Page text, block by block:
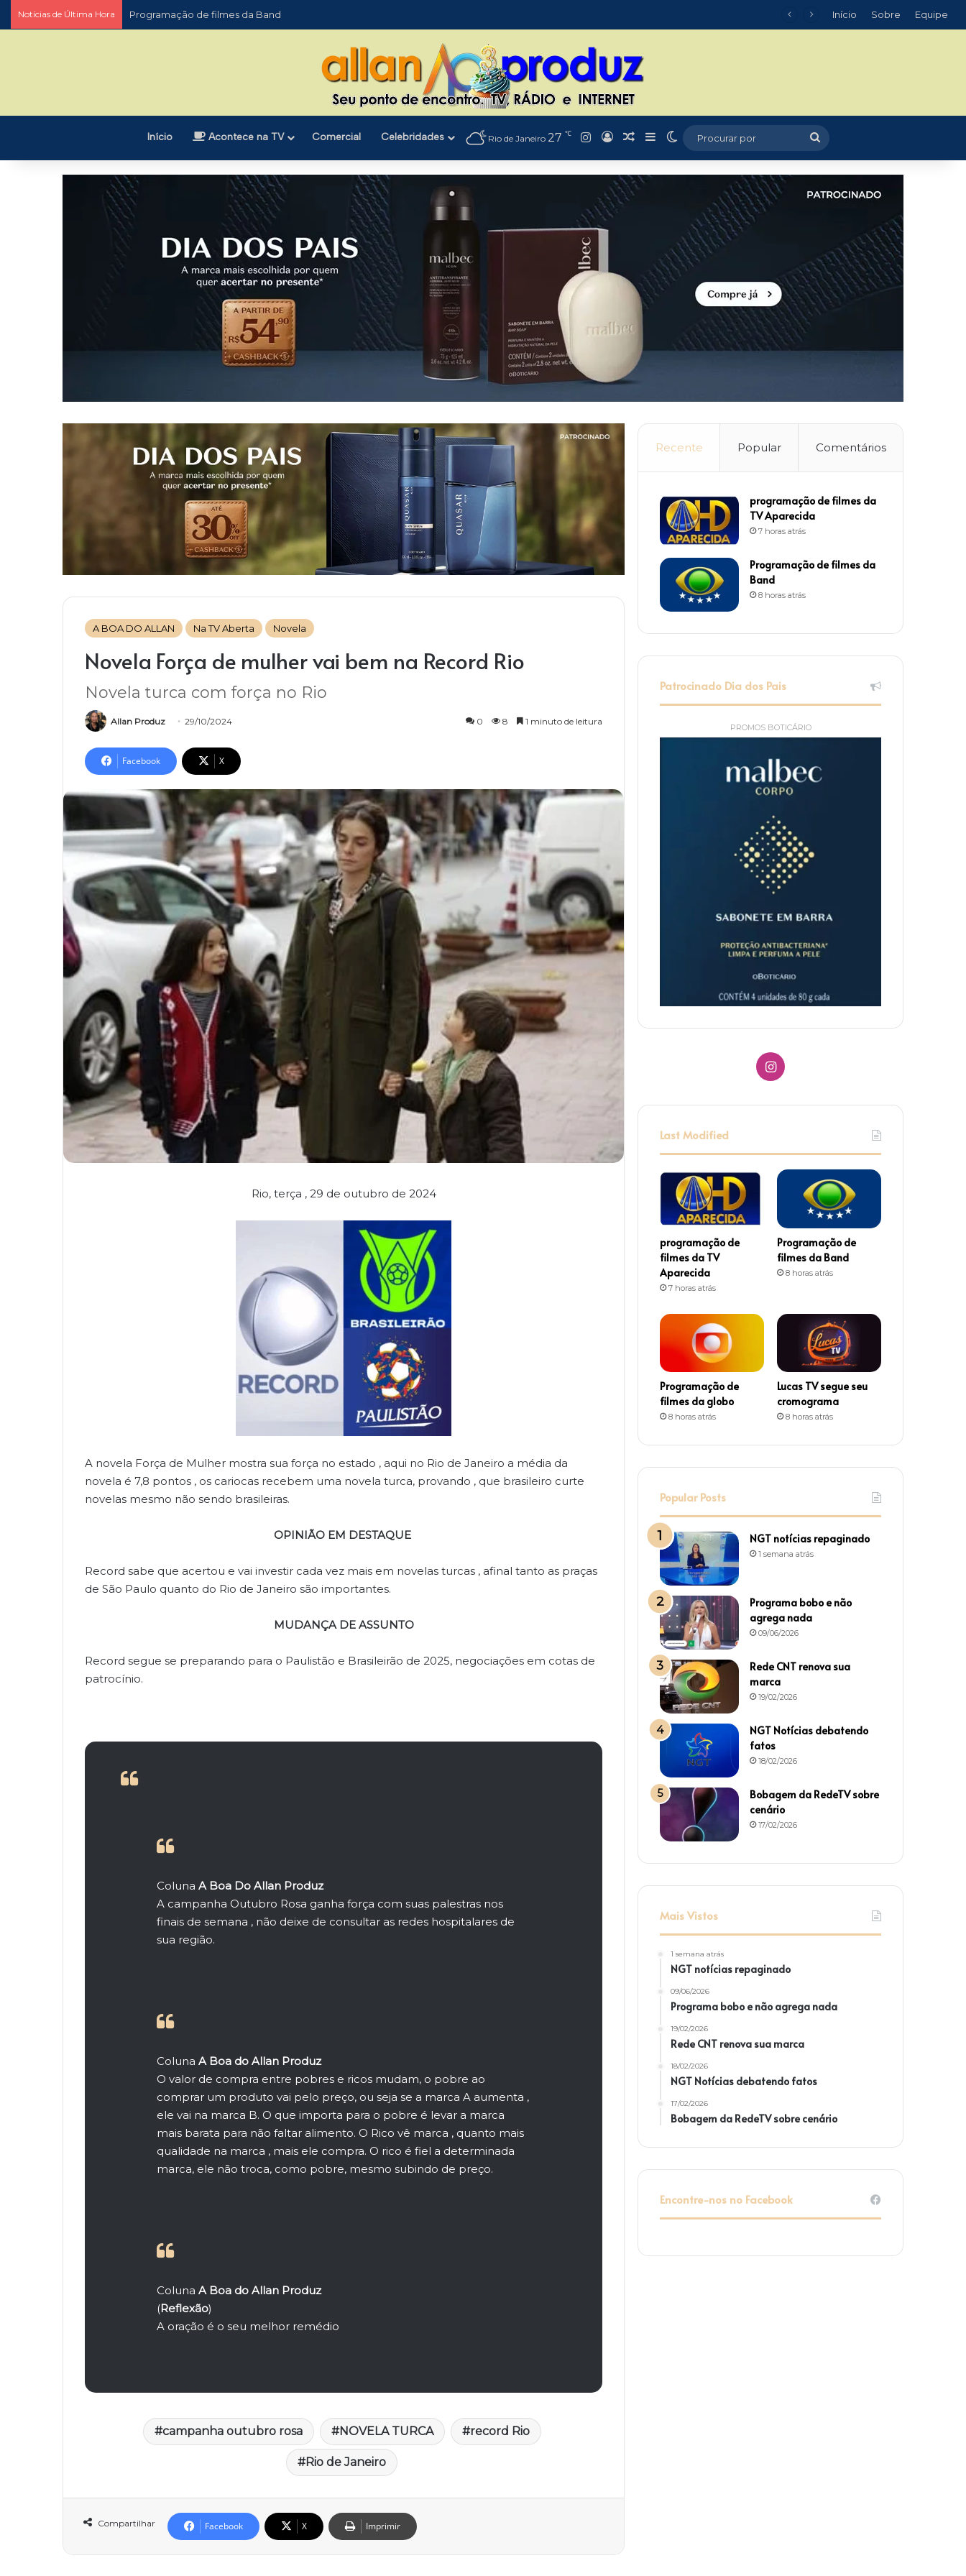
Notícias de Última Hora Programação de filmes da globo Início Sobre Equipe
Início Acontece na TV Comercial Celebridades Rio de Janeiro 27 ℃ Instagram
EntrarArtigo aleatório
Barra Lateral
Switch skin
Procurar
por
A BOA DO ALLAN Na TV Aberta Novela
Novela Força de mulher vai bem na Record Rio
Novela turca com força no Rio
Allan Produz 29/10/2024 0 8 1 minuto de leitura
Facebook X
Rio, terça , 29 de outubro de 2024
A novela Força de Mulher mostra sua força no estado , aqui no Rio de Janeiro a média da
novela é 7,8 pontos , os cariocas recebem uma novela turca, provando , que brasileiro curte
novelas mesmo não sendo brasileiras.
OPINIÃO EM DESTAQUE
Record sabe que acertou e vai investir cada vez mais em novelas turcas , afinal tanto as praças
de São Paulo quanto do Rio de Janeiro são importantes.
MUDANÇA DE ASSUNTO
Record segue se preparando para o Paulistão e Brasileirão de 2025, negociações em cotas de
patrocínio.
Coluna A Boa Do Allan Produz
A campanha Outubro Rosa ganha força com suas palestras nos
finais de semana , não deixe de consultar as redes hospitalares de
sua região.
Coluna A Boa do Allan Produz
O valor de compra entre pobres e ricos mudam, o pobre ao
comprar um produto vai pelo preço, ou seja se a marca A aumenta ,
ele vai na marca B. O que importa para o pobre é levar a marca
mais barata para não faltar alimento. O Rico vê marca , quanto mais
qualidade na marca , mais ele compra. O rico é fiel a determinada
marca, ele não troca, como pobre, mesmo subindo de preço.
Coluna A Boa do Allan Produz
(Reflexão)
A oração é o seu melhor remédio
campanha outubro rosa NOVELA TURCA record Rio
Rio de Janeiro
Compartilhar Facebook X Imprimir
Recente Popular Comentários
programação de filmes da
TV Aparecida
7 horas atrás
Programação de filmes da
Band
8 horas atrás
Patrocinado Dia dos Pais
PROMOS BOTICÁRIO
I
t
a
r
a
Last Modified
programação de
filmes da TV
Aparecida
7 horas atrás
Programação de
filmes da Band
8 horas atrás
Programação de
filmes da globo
8 horas atrás
Lucas TV segue seu
cromograma
8 horas atrás
Popular Posts
NGT notícias repaginado
1 semana atrás
Programa bobo e não
agrega nada
09/06/2026
Rede CNT renova sua
marca
19/02/2026
NGT Notícias debatendo
fatos
18/02/2026
Bobagem da RedeTV sobre
cenário
17/02/2026
Mais Vistos
1 semana atrás
NGT notícias repaginado
09/06/2026
Programa bobo e não agrega nada
19/02/2026
Rede CNT renova sua marca
18/02/2026
NGT Notícias debatendo fatos
17/02/2026
Bobagem da RedeTV sobre cenário
Encontre-nos no Facebook